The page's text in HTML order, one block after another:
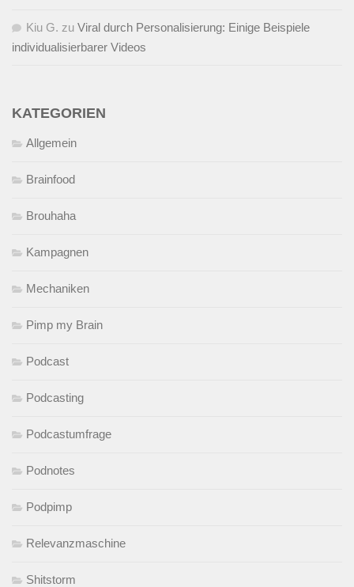
Kiu G. zu Viral durch Personalisierung: Einige Beispiele
individualisierbarer Videos
KATEGORIEN
Allgemein
Brainfood
Brouhaha
Kampagnen
Mechaniken
Pimp my Brain
Podcast
Podcasting
Podcastumfrage
Podnotes
Podpimp
Relevanzmaschine
Shitstorm